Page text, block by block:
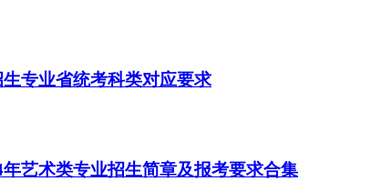
专业省统考科类对应要求
年艺术类专业招生简章及报考要求合集